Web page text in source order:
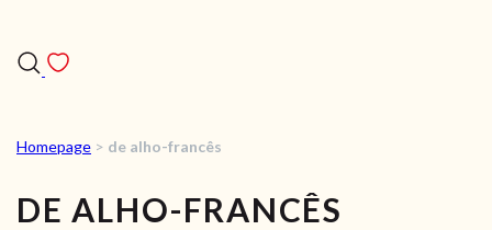
VÍDEOS
Homepage > de alho-francês
DE ALHO-FRANCÊS